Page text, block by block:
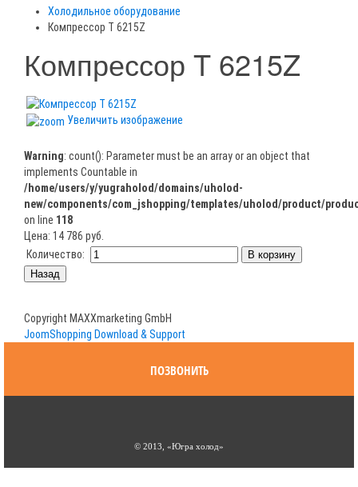
Холодильное оборудование
Компрессор T 6215Z
Компрессор T 6215Z
Увеличить изображение
Warning: count(): Parameter must be an array or an object that
implements Countable in
/home/users/y/yugraholod/domains/uholod-
new/components/com_jshopping/templates/uholod/product/
on line 118
Цена: 14 786 руб.
Количество:
Copyright MAXXmarketing GmbH
JoomShopping Download & Support
ПОЗВОНИТЬ
© 2013, «Югра холод»